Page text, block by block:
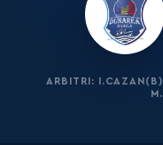
ARBITRI: